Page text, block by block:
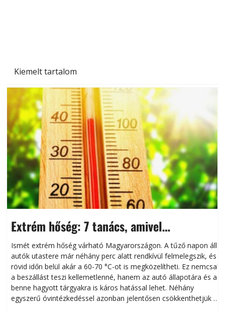
Kiemelt tartalom
Extrém hőség: 7 tanács, amivel
megóvhatjuk autónkat a nyári károktól
Ismét extrém hőség várható Magyarországon. A tűző napon álló
autók utastere már néhány perc alatt rendkívül felmelegszik, és
rövid időn belül akár a 60-70 °C-ot is megközelítheti. Ez nemcsak
a beszállást teszi kellemetlenné, hanem az autó állapotára és a
benne hagyott tárgyakra is káros hatással lehet. Néhány
egyszerű óvintézkedéssel azonban jelentősen csökkenthetjük a